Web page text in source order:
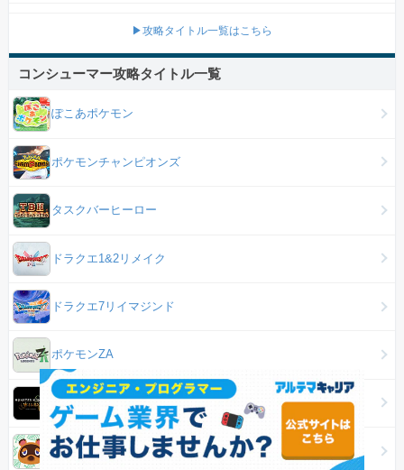
▶攻略タイトル一覧はこちら
コンシューマー攻略タイトル一覧
ぽこあポケモン
ポケモンチャンピオンズ
タスクバーヒーロー
ドラクエ1&2リメイク
ドラクエ7リイマジンド
ポケモンZA
モンスターハンターワイルズ
あつ森